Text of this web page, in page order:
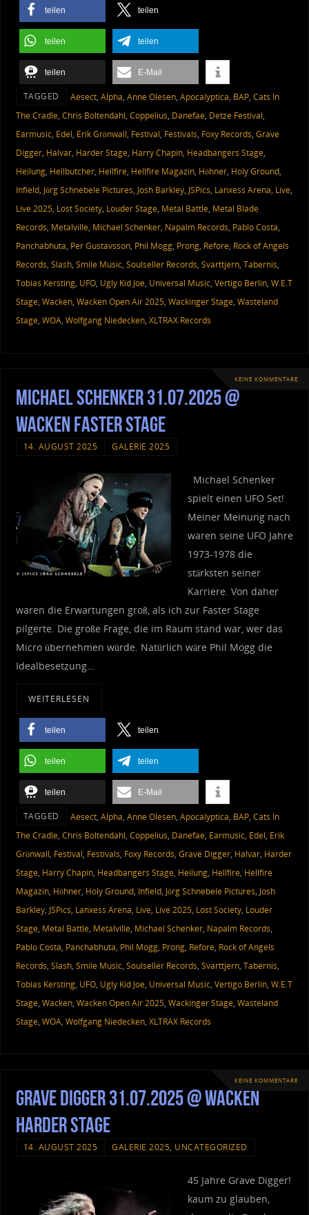
teilen teilen
teilen teilen
teilen E-Mail
TAGGED Aesect, Alpha, Anne Olesen, Apocalyptica, BAP, Cats In
The Cradle, Chris Boltendahl, Coppelius, Danefae, Detze Festival,
Earmusic, Edel, Erik Grönwall, Festival, Festivals, Foxy Records, Grave
Digger, Halvar, Harder Stage, Harry Chapin, Headbangers Stage,
Heilung, Hellbutcher, Hellfire, Hellfire Magazin, Höhner, Holy Ground,
Infield, Jörg Schnebele Pictures, Josh Barkley, JSPics, Lanxess Arena, Live,
Live 2025, Lost Society, Louder Stage, Metal Battle, Metal Blade
Records, Metalville, Michael Schenker, Napalm Records, Pablo Costa,
Panchabhuta, Per Gustavsson, Phil Mogg, Prong, Refore, Rock of Angels
Records, Slash, Smile Music, Soulseller Records, Svarttjern, Tabernis,
Tobias Kersting, UFO, Ugly Kid Joe, Universal Music, Vertigo Berlin, W.E.T
Stage, Wacken, Wacken Open Air 2025, Wackinger Stage, Wasteland
Stage, WOA, Wolfgang Niedecken, XLTRAX Records
KEINE KOMMENTARE
Michael Schenker 31.07.2025 @
Wacken Faster Stage
14. AUGUST 2025 GALERIE 2025
Michael Schenker
spielt einen UFO Set!
Meiner Meinung nach
waren seine UFO Jahre
1973-1978 die
stärksten seiner
Karriere. Von daher
waren die Erwartungen groß, als ich zur Faster Stage
pilgerte. Die große Frage, die im Raum stand war, wer das
Micro übernehmen würde. Natürlich wäre Phil Mogg die
Idealbesetzung…
WEITERLESEN
teilen teilen
teilen teilen
teilen E-Mail
TAGGED Aesect, Alpha, Anne Olesen, Apocalyptica, BAP, Cats In
The Cradle, Chris Boltendahl, Coppelius, Danefae, Earmusic, Edel, Erik
Grönwall, Festival, Festivals, Foxy Records, Grave Digger, Halvar, Harder
Stage, Harry Chapin, Headbangers Stage, Heilung, Hellfire, Hellfire
Magazin, Höhner, Holy Ground, Infield, Jörg Schnebele Pictures, Josh
Barkley, JSPics, Lanxess Arena, Live, Live 2025, Lost Society, Louder
Stage, Metal Battle, Metalville, Michael Schenker, Napalm Records,
Pablo Costa, Panchabhuta, Phil Mogg, Prong, Refore, Rock of Angels
Records, Slash, Smile Music, Soulseller Records, Svarttjern, Tabernis,
Tobias Kersting, UFO, Ugly Kid Joe, Universal Music, Vertigo Berlin, W.E.T
Stage, Wacken, Wacken Open Air 2025, Wackinger Stage, Wasteland
Stage, WOA, Wolfgang Niedecken, XLTRAX Records
KEINE KOMMENTARE
Grave Digger 31.07.2025 @ Wacken
Harder Stage
14. AUGUST 2025 GALERIE 2025, UNCATEGORIZED
45 Jahre Grave Digger!
kaum zu glauben,